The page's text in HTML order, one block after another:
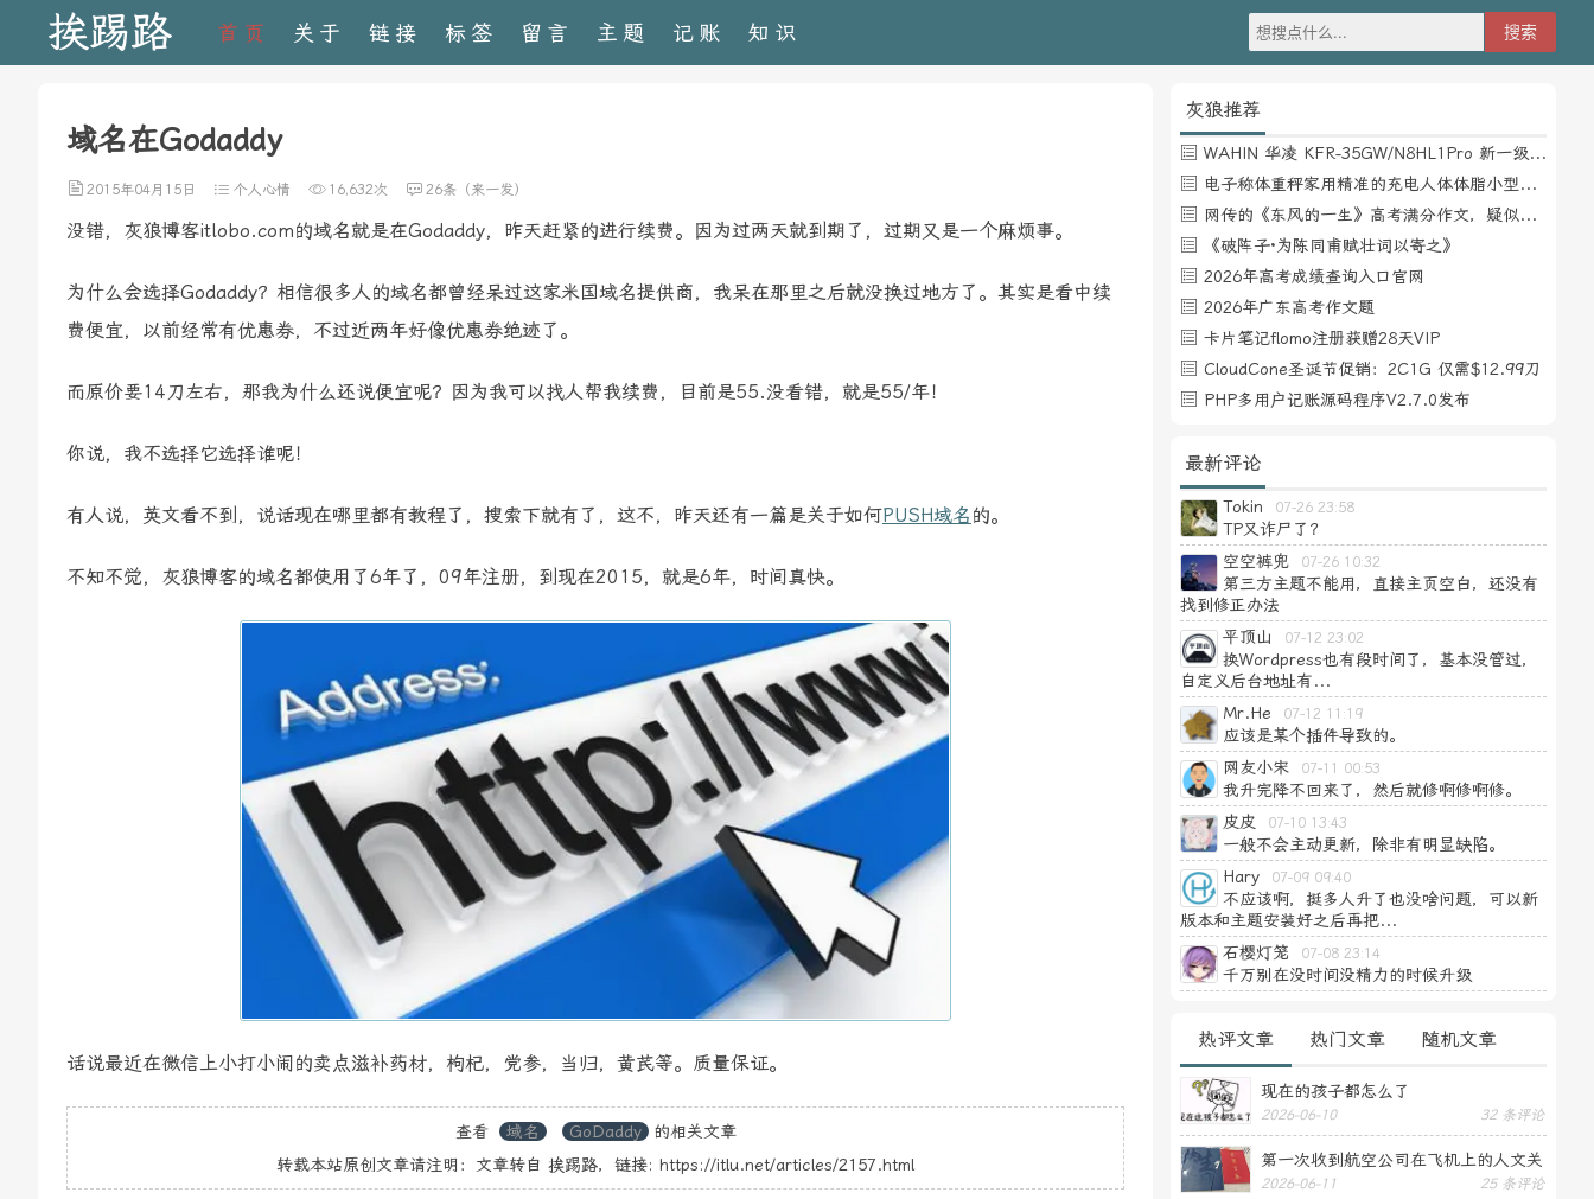
挨踢路 首页 关于 链接 标签 留言 主题 记账 知识
域名在Godaddy
2015年04月15日 个人心情 16,632次 26条（来一发）
没错，灰狼博客itlobo.com的域名就是在Godaddy，昨天赶紧的进行续费。因为过两天就到期了，过期又是一个麻烦事。
为什么会选择Godaddy？相信很多人的域名都曾经呆过这家米国域名提供商，我呆在那里之后就没换过地方了。其实是看中续
费便宜，以前经常有优惠券，不过近两年好像优惠券绝迹了。
而原价要14刀左右，那我为什么还说便宜呢？因为我可以找人帮我续费，目前是55.没看错，就是55/年！
你说，我不选择它选择谁呢！
有人说，英文看不到，说话现在哪里都有教程了，搜索下就有了，这不，昨天还有一篇是关于如何PUSH域名 的。
不知不觉，灰狼博客的域名都使用了6年了，09年注册，到现在2015，就是6年，时间真快。
话说最近在微信上小打小闹的卖点滋补药材，枸杞，党参，当归，黄芪等。质量保证。
查看 域名 GoDaddy
的相关文章
转载本站原创文章请注明：文章转自 挨踢路，链接: https://itlu.net/articles/2157.html
灰狼推荐
WAHIN 华凌 KFR-35GW/N8HL1Pro 新一级能效 壁挂式空调 1.5匹
电子称体重秤家用精准的充电人体体脂小型称重支持HUAWEI HiLink
网传的《东风的一生》高考满分作文，疑似自媒体或其他渠道炒作
《破阵子·为陈同甫赋壮词以寄之》
2026年高考成绩查询入口官网
2026年广东高考作文题
卡片笔记flomo注册获赠28天VIP
CloudCone圣诞节促销：2C1G 仅需$12.99刀
PHP多用户记账源码程序V2.7.0发布
最新评论
Tokin 07-26 23:58
TP又诈尸了？
空空裤兜
07-26 10:32
第三方主题不能用，直接主页空白，还没有
找到修正办法
平顶山
07-12 23:02
换Wordpress也有段时间了，基本没管过，
自定义后台地址有...
Mr.He
07-12 11:19
应该是某个插件导致的。
网友小宋
07-11 00:53
我升完降不回来了，然后就修啊修啊修。
皮皮
07-10 13:43
一般不会主动更新，除非有明显缺陷。
Hary
07-09 09:40
不应该啊，挺多人升了也没啥问题，可以新
版本和主题安装好之后再把...
石樱灯笼
07-08 23:14
千万别在没时间没精力的时候升级
热评文章 热门文章 随机文章
现在的孩子都怎么了
2026-06-10 32 条评论
第一次收到航空公司在飞机上的人文关
怀——送生日贺卡
2026-06-11 25 条评论